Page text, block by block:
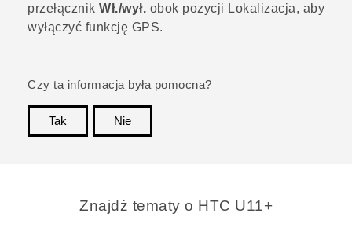
przełącznik Wł./wył. obok pozycji Lokalizacja, aby
wyłączyć funkcję GPS.
Czy ta informacja była pomocna?
Tak
Nie
Znajdż tematy o HTC U11+